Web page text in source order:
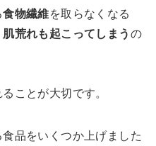
食物繊維を取らなくなる
荒れも起こってしまうの
ことが大切です。
品をいくつか上げました